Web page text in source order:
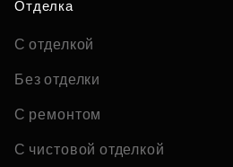
Отделка
С отделкой
Без отделки
С ремонтом
С чистовой отделкой